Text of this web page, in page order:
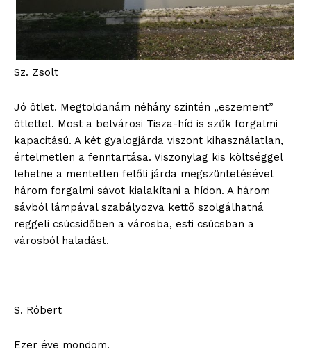
Sz. Zsolt
Jó ötlet. Megtoldanám néhány szintén „eszement”
ötlettel. Most a belvárosi Tisza-híd is szűk forgalmi
kapacitású. A két gyalogjárda viszont kihasználatlan,
értelmetlen a fenntartása. Viszonylag kis költséggel
lehetne a mentetlen felőli járda megszüntetésével
három forgalmi sávot kialakítani a hídon. A három
sávból lámpával szabályozva kettő szolgálhatná
reggeli csúcsidőben a városba, esti csúcsban a
városból haladást.
S. Róbert
Ezer éve mondom.